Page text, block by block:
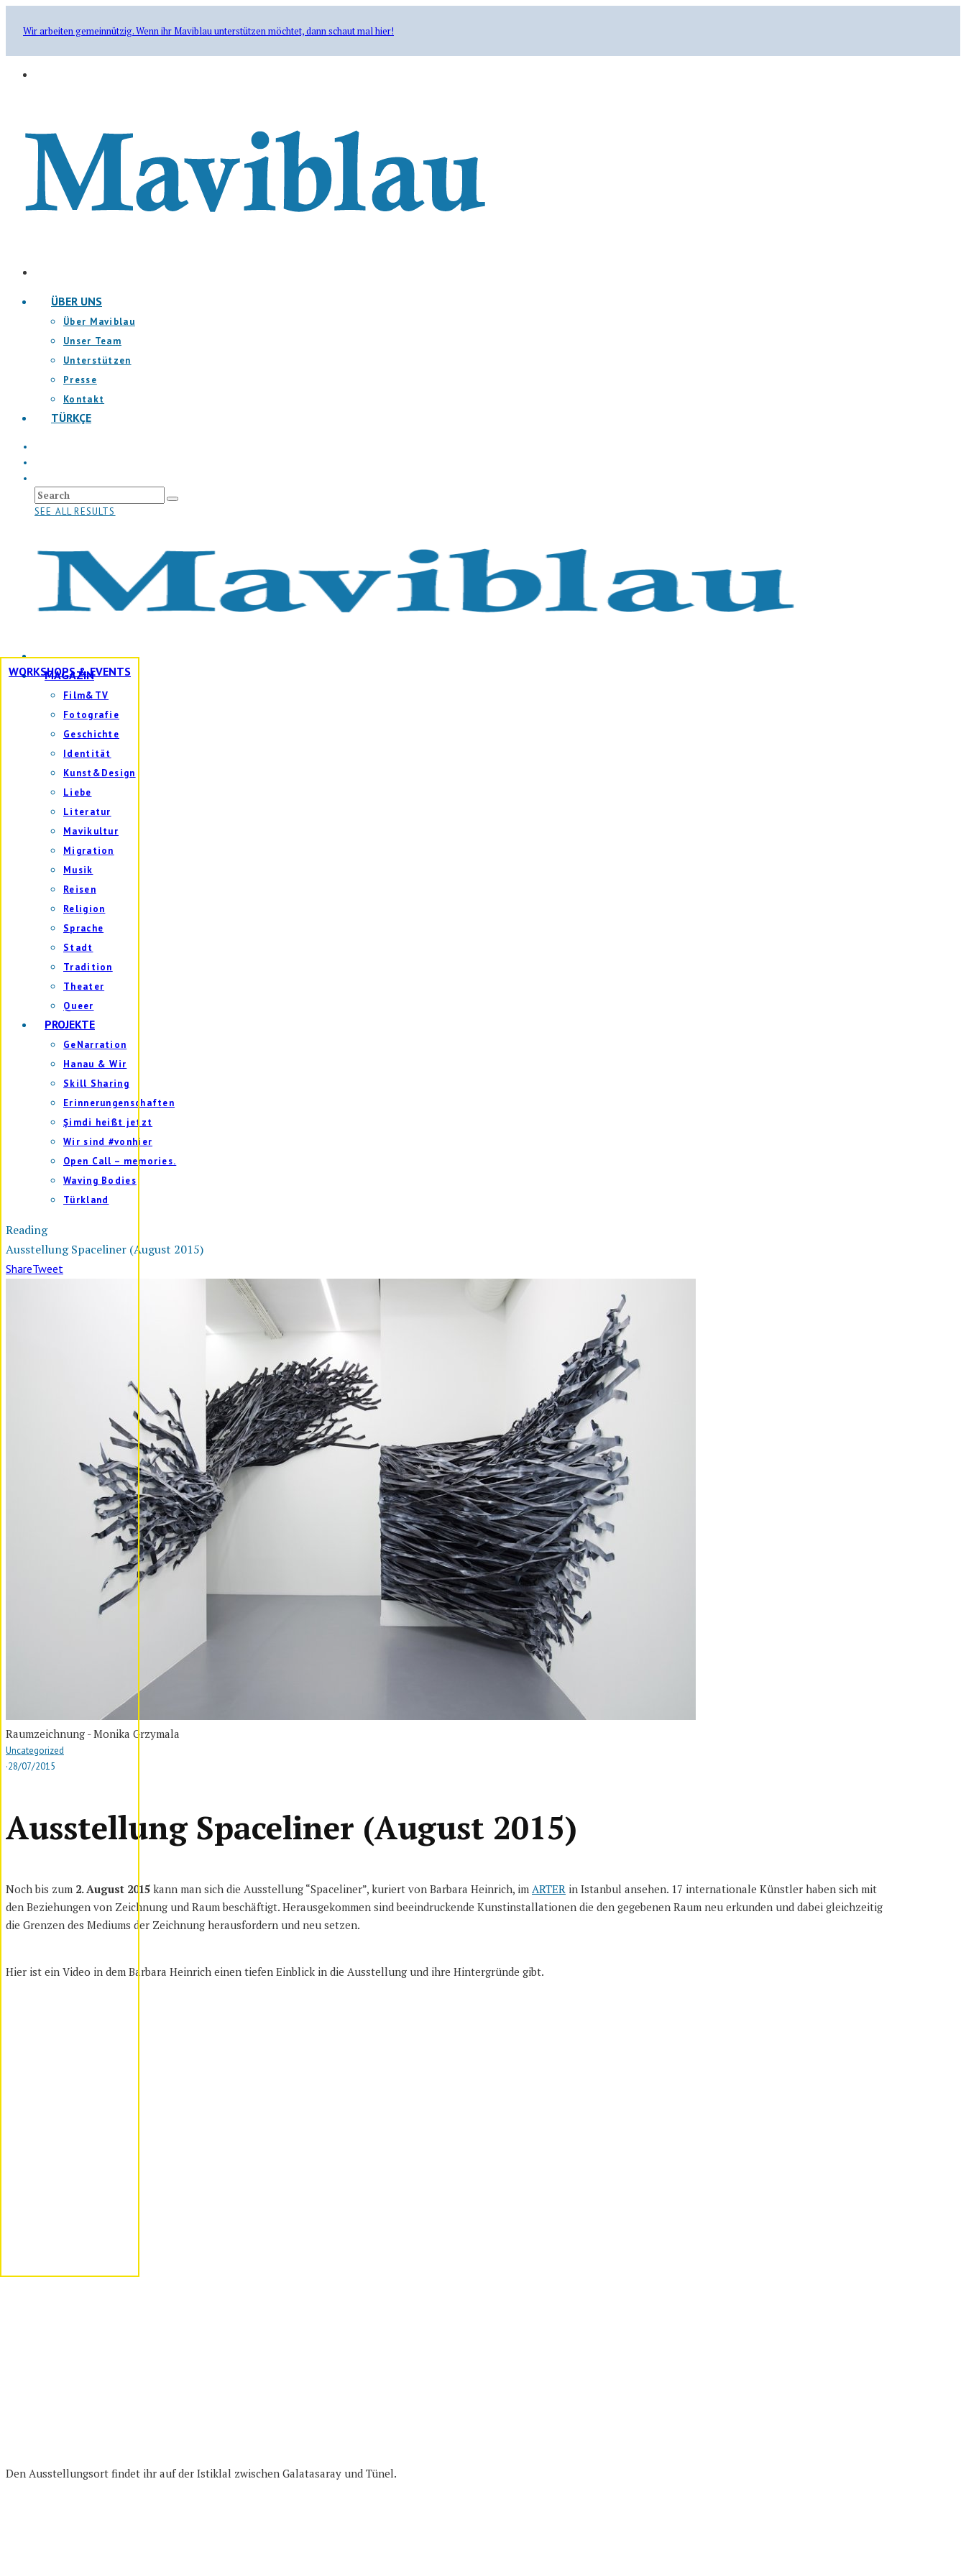
Wir arbeiten gemeinnützig. Wenn ihr Maviblau unterstützen möchtet, dann schaut mal hier!
ÜBER UNS
Über Maviblau
Unser Team
Unterstützen
Presse
Kontakt
TÜRKÇE
SEE ALL RESULTS
WORKSHOPS & EVENTS
MAGAZIN
Film&TV
Fotografie
Geschichte
Identität
Kunst&Design
Liebe
Literatur
Mavikultur
Migration
Musik
Reisen
Religion
Sprache
Stadt
Tradition
Theater
Queer
PROJEKTE
GeNarration
Hanau & Wir
Skill Sharing
Erinnerungenschaften
Şimdi heißt jetzt
Wir sind #vonhier
Open Call – memories.
Waving Bodies
Türkland
Reading
Ausstellung Spaceliner (August 2015)
ShareTweet
Raumzeichnung - Monika Grzymala
Uncategorized
·28/07/2015
Ausstellung Spaceliner (August 2015)
Noch bis zum 2. August 2015 kann man sich die Ausstellung “Spaceliner”, kuriert von Barbara Heinrich, im ARTER in Istanbul ansehen. 17 internationale Künstler haben sich mit
den Beziehungen von Zeichnung und Raum beschäftigt. Herausgekommen sind beeindruckende Kunstinstallationen die den gegebenen Raum neu erkunden und dabei gleichzeitig
die Grenzen des Mediums der Zeichnung herausfordern und neu setzen.
Hier ist ein Video in dem Barbara Heinrich einen tiefen Einblick in die Ausstellung und ihre Hintergründe gibt.
Den Ausstellungsort findet ihr auf der Istiklal zwischen Galatasaray und Tünel.